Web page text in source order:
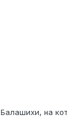
на